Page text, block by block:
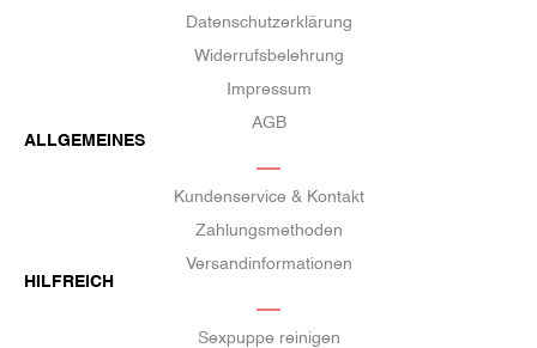
Datenschutzerklärung
Widerrufsbelehrung
Impressum
AGB
ALLGEMEINES
Kundenservice & Kontakt
Zahlungsmethoden
Versandinformationen
HILFREICH
Sexpuppe reinigen